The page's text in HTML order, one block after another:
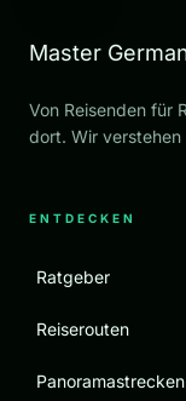
Master
Von Reisenden für
dort. Wir verstehen
ENTDECKEN
Ratgeber
Reiserouten
Panoramastrecken